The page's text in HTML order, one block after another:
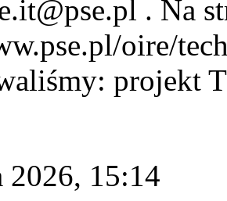
. Na
oire/
projekt
2026, 15:14